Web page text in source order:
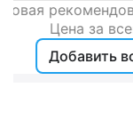
Итоговая